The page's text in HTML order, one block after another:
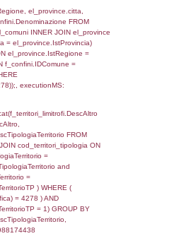
LEFT JOIN
=
el_comuni AS el_comuni_1 ON
=
el_province AS el_province_1
=
ON
where
0.00070500373840332
a2p.Cognome, a2p.Nome
a2rp INNER JOIN
= a2p.IDPersonale
AND